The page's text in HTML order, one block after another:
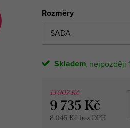
Rozměry
Skladem
13 907 Kč
9 735 Kč
8 045 Kč bez DPH